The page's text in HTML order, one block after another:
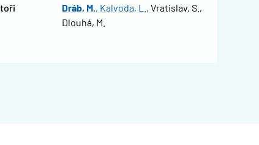
Dráb, M. Kalvoda, L.
Vratislav, S.
Dlouhá, M.